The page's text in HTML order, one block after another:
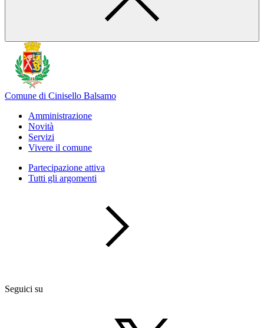
Comune di Cinisello Balsamo
Amministrazione
Novità
Servizi
Vivere il comune
Partecipazione attiva
Tutti gli argomenti
Seguici su